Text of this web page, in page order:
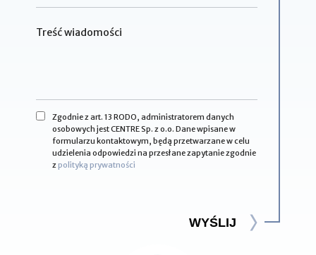
Zgodnie z art. 13 RODO, administratorem danych
osobowych jest CENTRE Sp. z o.o. Dane wpisane w
formularzu kontaktowym, będą przetwarzane w celu
udzielenia odpowiedzi na przesłane zapytanie zgodnie
zpolityką prywatności
WYŚLIJ